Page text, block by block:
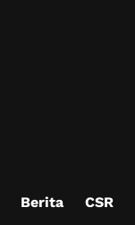
Berita CSR